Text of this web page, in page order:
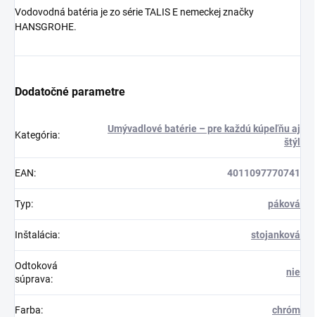
Vodovodná batéria je zo série TALIS E nemeckej značky
HANSGROHE.
Dodatočné parametre
Kategória:
Umývadlové batérie – pre každú kúpeľňu aj
štýl
EAN: 4011097770741
Typ: páková
Inštalácia: stojanková
Odtoková
súprava:
nie
Farba: chróm